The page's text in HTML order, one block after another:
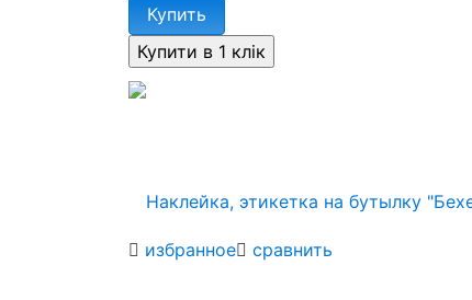
избранное сравнить
Купить